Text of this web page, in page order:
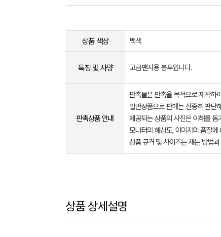
상품 색상 백색
특징 및 사양 고급팬시용 봉투입니다.
판촉상품 안내
판촉물은 판촉을 목적으로 제작하
일반상품으로 판매는 신중히 판단
제공되는 상품의 사진은 이해를
모니터의 해상도, 이미지의 품질
상품 규격 및 사이즈는 재는 방법
상품 상세설명